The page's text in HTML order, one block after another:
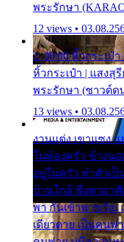
พระรักษา
12 views •
1. 00:00 หิ้วกระเป๋า
หิ้วกระเป๋า | แสงสุ
พระรักษา (ซาวด์ด
13 views •
งานแต่ง เขาแซง
ในห้องครัว ข้างนอ
อยู่ในครัว ทำตัวเป็
บ้านใกล้ พึ่งพาอาศั
พา กันเข้าพาขวัญ
เดียวดาย เป็นคนพ่